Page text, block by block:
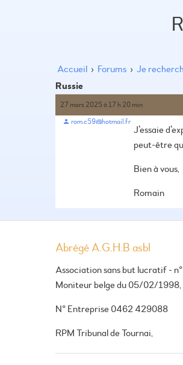
Accueil › Forums › Je
Russie
27 mars 2025 à 17 h 20 min
rom.c59@hotmail.fr
J’essaie
peut-être
Bien à vous,
Romain
Abrégé A.G.H.B asbl
Association sans but lucratif -
Moniteur belge du 05/02/
N° Entreprise 0462 429088
RPM Tribunal de Tournai,